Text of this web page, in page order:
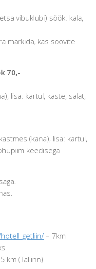
vibuklubi) söök: kala,
märkida, kas soovite
70,-
lisa: kartul, kaste, salat,
(kana), lisa: kartul,
keedisega
– 7km
km (Tallinn)